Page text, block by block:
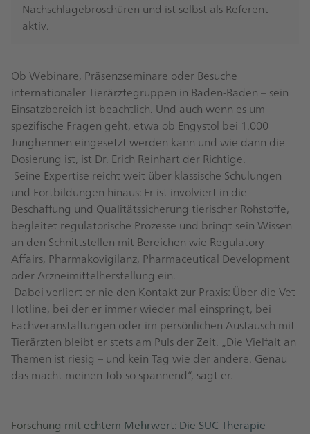
Nachschlagebroschüren und ist selbst als Referent
aktiv.
Ob Webinare, Präsenzseminare oder Besuche
internationaler Tierärztegruppen in Baden-Baden – sein
Einsatzbereich ist beachtlich. Und auch wenn es um
spezifische Fragen geht, etwa ob Engystol bei 1.000
Junghennen eingesetzt werden kann und wie dann die
Dosierung ist, ist Dr. Erich Reinhart der Richtige.
Seine Expertise reicht weit über klassische Schulungen
und Fortbildungen hinaus: Er ist involviert in die
Beschaffung und Qualitätssicherung tierischer Rohstoffe,
begleitet regulatorische Prozesse und bringt sein Wissen
an den Schnittstellen mit Bereichen wie Regulatory
Affairs, Pharmakovigilanz, Pharmaceutical Development
oder Arzneimittelherstellung ein.
Dabei verliert er nie den Kontakt zur Praxis: Über die Vet-
Hotline, bei der er immer wieder mal einspringt, bei
Fachveranstaltungen oder im persönlichen Austausch mit
Tierärzten bleibt er stets am Puls der Zeit. „Die Vielfalt an
Themen ist riesig – und kein Tag wie der andere. Genau
das macht meinen Job so spannend“, sagt er.
Forschung mit echtem Mehrwert: Die SUC-Therapie